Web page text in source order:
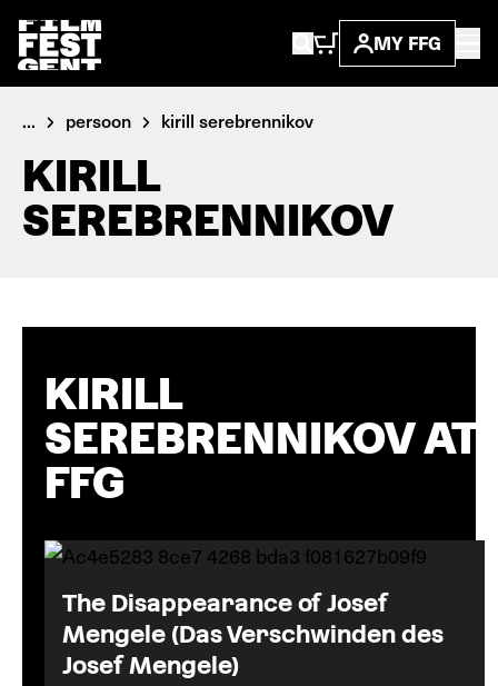
MY FFG
... persoon kirill serebrennikov
KIRILL
SEREBRENNIKOV
KIRILL
SEREBRENNIKOV AT
FFG
The Disappearance of Josef
Mengele (Das Verschwinden des
Josef Mengele)